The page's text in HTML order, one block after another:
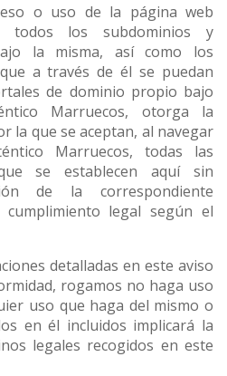
o uso de la página web
todos los subdominios y
la misma, así como los
a través de él se puedan
de dominio propio bajo
Marruecos, otorga la
la que se aceptan, al navegar
Marruecos, todas las
se establecen aquí sin
de la correspondiente
legal según el
detalladas en este aviso
rogamos no haga uso
uso que haga del mismo o
en él incluidos implicará la
legales recogidos en este